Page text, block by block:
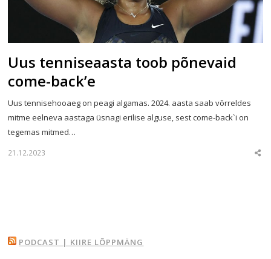
Uus tenniseaasta toob põnevaid
come-back’e
Uus tennisehooaeg on peagi algamas. 2024. aasta saab võrreldes
mitme eelneva aastaga üsnagi erilise alguse, sest come-back`i on
tegemas mitmed…
21.12.2023
PODCAST | KIIRE LÕPPMÄNG